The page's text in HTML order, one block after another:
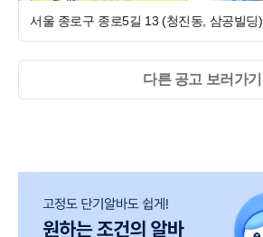
저희 병원은
✔ 덴트웹 사용
서울 종로구 종로5길 13 (청진동, 삼공빌딩)
다른 공고 보러가기